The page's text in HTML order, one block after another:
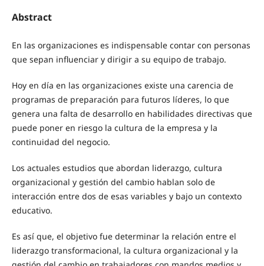
Abstract
En las organizaciones es indispensable contar con personas
que sepan influenciar y dirigir a su equipo de trabajo.
Hoy en día en las organizaciones existe una carencia de
programas de preparación para futuros líderes, lo que
genera una falta de desarrollo en habilidades directivas que
puede poner en riesgo la cultura de la empresa y la
continuidad del negocio.
Los actuales estudios que abordan liderazgo, cultura
organizacional y gestión del cambio hablan solo de
interacción entre dos de esas variables y bajo un contexto
educativo.
Es así que, el objetivo fue determinar la relación entre el
liderazgo transformacional, la cultura organizacional y la